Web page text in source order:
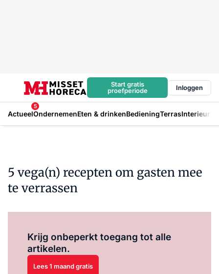
Start gratis
proefperiode
Inloggen
Actueel
5
OndernemenEten & drinkenBedieningTerrasInterieur
5 vega(n) recepten om gasten mee
te verrassen
Krijg onbeperkt toegang tot alle
artikelen.
Lees 1 maand gratis